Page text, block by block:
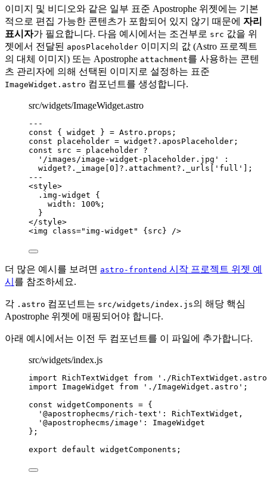
이미지 및 비디오와 같은 일부 표준 Apostrophe 위젯에는 기본
적으로 편집 가능한 콘텐츠가 포함되어 있지 않기 때문에 자리
표시자가 필요합니다. 다음 예시에서는 조건부로 src 값을 위
젯에서 전달된 aposPlaceholder 이미지의 값 (Astro 프로젝트
의 대체 이미지) 또는 Apostrophe attachment를 사용하는 콘텐
츠 관리자에 의해 선택된 이미지로 설정하는 표준
ImageWidget.astro 컴포넌트를 생성합니다.
src/widgets/ImageWidget.astro
-- -
const { widget } = Astro . props ;
const placeholder = widget?. aposPlaceholder ;
const src = placeholder ?
' /images/image-widget-placeholder.jpg '
:
widget?. _image 0 ?. attachment?. _urls ' full '
];
-- -
<style>
.img-widget {
width : 100% ;
}
</style>
<img class=" img-widget " { src } />
더 많은 예시를 보려면 astro-frontend 시작 프로젝트 위젯 예
시 를 참조하세요.
각 .astro 컴포넌트는 src/widgets/index.js의 해당 핵심
Apostrophe 위젯에 매핑되어야 합니다.
아래 예시에서는 이전 두 컴포넌트를 이 파일에 추가합니다.
src/widgets/index.js
import RichTextWidget from ' ./RichTextWidget.astro
import ImageWidget from ' ./ImageWidget.astro ' ;
const widgetComponents = {
' @apostrophecms/rich-text ' : RichTextWidget ,
' @apostrophecms/image ' : ImageWidget
} ;
export default widgetComponents ;